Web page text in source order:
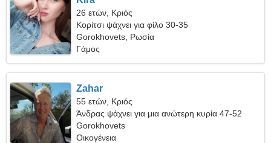
26 ετών, Κριός
Κορίτσι ψάχνει για φίλο 30-35
Gorokhovets, Ρωσία
Γάμος
Zahar
55 ετών, Κριός
Άνδρας ψάχνει για μια ανώτερη κυρία 47-52
Gorokhovets
Οικογένεια